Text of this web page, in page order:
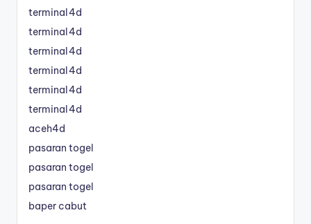
terminal4d
terminal4d
terminal4d
terminal4d
terminal4d
terminal4d
aceh4d
pasaran togel
pasaran togel
pasaran togel
baper cabut